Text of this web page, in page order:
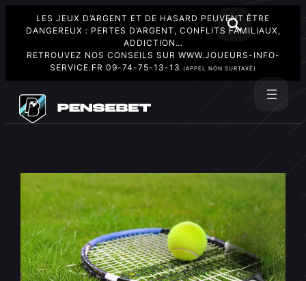
LES JEUX D’ARGENT ET DE HASARD PEUVENT ÊTRE
DANGEREUX : PERTES D’ARGENT, CONFLITS FAMILIAUX,
ADDICTION…
RETROUVEZ NOS CONSEILS SUR WWW.JOUEURS-INFO-
SERVICE.FR 09-74-75-13-13 (APPEL NON SURTAXÉ)
contenu